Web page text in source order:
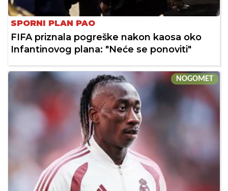
SPORNI PLAN PAO
FIFA priznala pogreške nakon kaosa oko
Infantinovog plana: "Neće se ponoviti"
NOGOMET